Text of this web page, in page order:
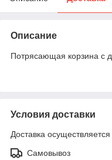
Описание
Потрясающая корзина с
Условия доставки
Доставка
Самовывоз